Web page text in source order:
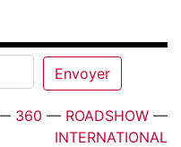
360 — ROADSHOW —
INTERNATIONAL